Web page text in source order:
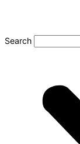
Search